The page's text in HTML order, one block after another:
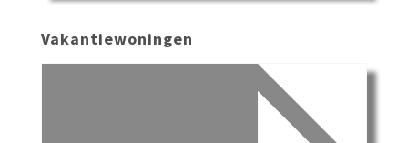
Vakantiewoningen